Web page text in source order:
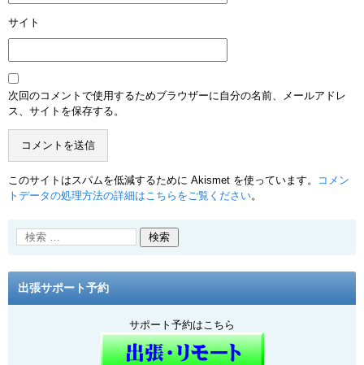
サイト
次回のコメントで使用するためブラウザーに自分の名前、メールアドレ
ス、サイトを保存する。
このサイトはスパムを低減するために Akismet を使っています。
コメン
トデータの処理方法の詳細はこちらをご覧ください。
出張サポート予約
サポート予約はこちら